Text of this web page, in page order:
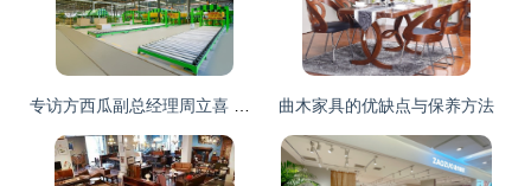
曲木家具的优缺点与保养方法